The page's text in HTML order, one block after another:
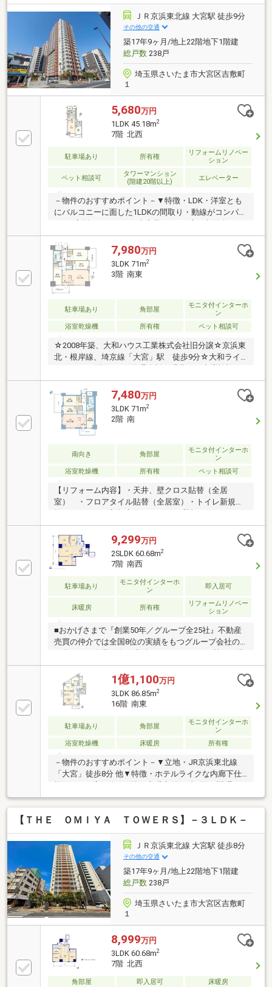
ＪＲ京浜東北線 大宮駅 徒歩9分
その他の交通
築17年9ヶ月/地上22階地下1階建
総戸数238戸
埼玉県さいたま市大宮区吉敷町
１
5,680万円
1LDK 45.18m2
7階 北西
駐車場あり 所有権
リフォームリノベー
ション
ペット相談可
タワーマンション
(階建20階以上)
エレベーター
－物件のおすすめポイント－▼特徴・LDK・洋室とも
にバルコニーに面した1LDKの間取り・動線がコンパク
ンシェルジュ常駐・各フロアにゴミステーション設
置・ペット飼育可能(細則有)▼2026年8月室内リフォー
ム内容【交換】キッチン【その他】フローリング上張
り、全居室クロス張替、ハウスクリーニング▼周辺環
境・大宮高島屋 徒歩7分(約550m)・セブンイレブンさ
いたま下町3丁目店 徒歩4分(約270m)■ ご希望の住まい
探しをお手伝いします ━━━━━・・・物件の詳細・
7,980万円
3LDK 71m2
3階 南東
駐車場あり 角部屋
モニタ付インターホ
ン
浴室乾燥機
所有権 ペット相談可
☆2008年築、大和ハウス工業株式会社旧分譲☆京浜東
北・根岸線、埼京線「大宮」駅 徒歩9分☆大和ライ
充実した利便性の高いエリア☆3LDK＋2WIC☆2024年
リフォーム履歴有☆ペット可(飼育細則有)☆二重床・
二重天井構造☆24時間ゴミ出し可能☆24時間セキュリ
ティシステムページ下部の「関連リンク」の「【さら
に詳しく】この物件の情報を確認！」をタップしてい
ただくと、詳細を見ることができます！※アプリで
は、表示されません。
7,480万円
3LDK 71m2
2階 南
南向き 角部屋
モニタ付インターホ
ン
浴室乾燥機
所有権 ペット相談可
【リフォーム内容】・天井、壁クロス貼替（全居
室） ・フロアタイル貼替（全居室）・トイレ新規交
キッチン（ビルトイン食洗器／ディスポーザー／自動
洗浄機能レンジフード付き）●1418タイプのユニット
バス（浴室暖房換気乾燥機）●ペット飼育可（規約に
よる制限有）●充実の共用施設（スカイラウンジ・ゲ
ム・スタディルーム）●24時間有人体制（管理員8:00
～17:00、警備員17:00～翌8:00）●各階にゴミステーシ
ョン設置●宅配ボックス完備●多重セキュリティのオー
9,299万円
2SLDK 60.68m2
7階 南西
駐車場あり
モニタ付インターホ
ン
即入居可
床暖房 所有権
リフォームリノベー
ション
■おかげさまで『創業50年／グループ全25社』不動産
売買の仲介では全国8位の実績をもつグループ会社の
入・ご売却・お買替え全てをサポート致します■東宝
ハウスNEXTアフターサポート専門のグループ会社。
ライフパートナー（FP資格）が住まいの問題点や暮ら
しの不安を解消します■東宝ハウスフィナンシャル不
動産仲介業初の住信SBIネット銀行支店。金利と保障
が更に充実したオリジナル提携住宅ローンをお届けし
ます■未来カレンダー東宝ハウス独自開発ライフシミ
ュレーションソフト。ローン完済まで家計収支を視え
る化し将来のリスクや不安を対策します
1億1,100万円
3LDK 86.85m2
16階 南東
駐車場あり 角部屋
モニタ付インターホ
ン
浴室乾燥機
床暖房 所有権
－物件のおすすめポイント－▼立地・JR京浜東北線
「大宮」徒歩8分 他▼特徴・ホテルライクな内廊下仕
集中しやすい壁付キッチン・SICやWIC等、室内随所に
収納有・南東・南西・北西の3面にバルコニー付・各
フロアにゴミステーション有、24時間ゴミ出し可能・
ペット飼育可能(規約制限有)▼設備・ディスポーザ
ー・浴室乾燥機・宅配ボックス▼周辺環境・マルエツ
大宮店 徒歩9分(約700m)■ ご希望の住まい探しをお手
伝いします ━━━━━・・・物件の詳細・ご相談はお
気軽にお問い合わせください。
【ＴＨＥ ＯＭＩＹＡ ＴＯＷＥＲＳ】－３ＬＤＫ－
ＪＲ京浜東北線 大宮駅 徒歩8分
その他の交通
築17年9ヶ月/地上22階地下1階建
総戸数238戸
埼玉県さいたま市大宮区吉敷町
１
8,999万円
3LDK 60.68m2
7階 北西
角部屋 即入居可 床暖房